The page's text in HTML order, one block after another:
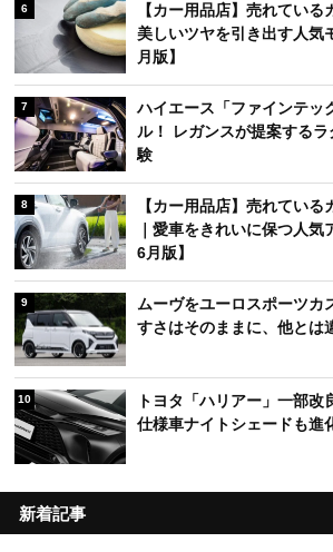
6
【カー用品店】売れている
美しいツヤを引き出す人気
月版】
7
ハイエース「ファインテッ
ル！ レガンスが提案する
験
8
【カー用品店】売れてい
｜愛車をきれいに保つ人
6月版】
9
ムーヴをユーロスポーツカ
すさはそのままに、他とは
10
トヨタ「ハリアー」一部
仕様車ナイトシェードも進
新着記事